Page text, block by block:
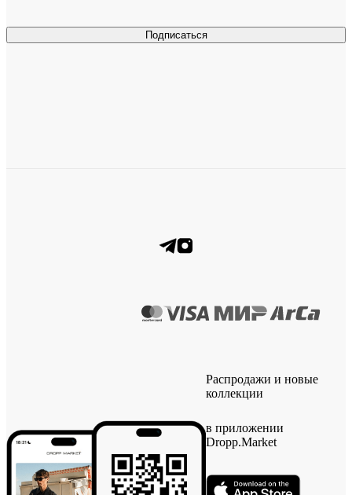
Подписаться
Распродажи и новые
коллекции
в приложении
Dropp.Market